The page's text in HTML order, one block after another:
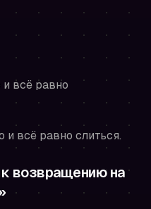
всё равно
всё равно слиться.
возвращению на